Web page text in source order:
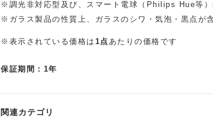
※調光非対応型及び、スマート電球（Philips Hue等）
※ガラス製品の性質上、ガラスのシワ・気泡・黒点が
※表示されている価格は 1点あたりの価格です
保証期間：1年
関連カテゴリ